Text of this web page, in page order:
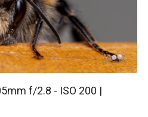
f/2.8 - ISO 200 |